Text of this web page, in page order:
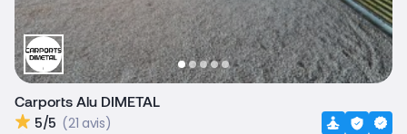
Carports Alu DIMETAL
5/5 (21 avis)